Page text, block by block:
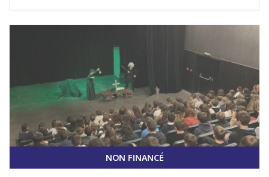
NON FINANCÉ